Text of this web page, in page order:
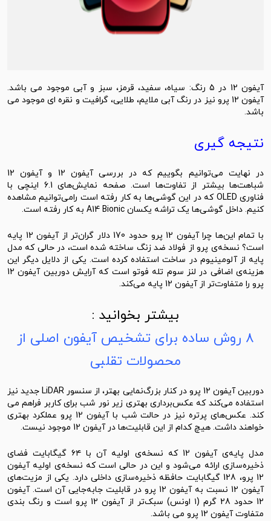
آیفون 12 در 5 رنگ: سیاه، سفید، قرمز، سبز و آبی موجود می باشد.
آیفون 12 پرو نیز در رنگ آبی ملایم، طلایی، گرافیت و نقره ای موجود می
باشد.
نتیجه گیری
در نهایت می‌توانیم بگوییم که در بررسی آیفون 12 و آیفون 12
شباهت‌ها بیشتر از تفاوت‌ها است. صفحه نمایش‌های 6.1 اینچی با
فناوری OLED که در این گوشی‌ها به کار رفته است رامی‌توانیم مشاهده
کنیم. داخل گوشی‌ها یک تراشه یکسان A14 Bionic به‌ کار رفته است.
با تمام این‌ها چرا آیفون 12 پرو حدود 170 دلار گران‌تر از آیفون 12 پایه
است؟ نسخه‌ی پرو از فولاد ضد زنگ ساخته شده است، در حالی که مدل
پایه از آلومینیوم در ساخت استفاده کرده است. یکی از دلایل دیگر این
هزینه‌ی اضافی در لنز سوم تله فوتو است که آرایش دوربین آیفون 12
پرو را متفاوت‌تر از آیفون 12 پایه می‌کند.
بیشتر بخوانید :
۸ روش ساده برای تشخیص آیفون اصلی از
محصولات تقلبی
دوربین آیفون 12 پرو در کنار بزرگ‌نمایی بهتر، از سنسور LiDAR جدید نیز
استفاده می‌کند که عکس‌برداری بهتری زیر نور شب برای کاربر فراهم می
کند. عکس‌های پرتره نیز در حالت شب با آیفون 12 پرو عملکرد بهتری
خواهند داشت. هیچ کدام از این قابلیت‌ها در آیفون 12 موجود نیست.
مدل پایه‌ی آیفون 12 که نسخه‌ی اولیه آن با ۶۴ گیگابایت فضای
ذخیره‌سازی ارائه می‌شود و این در حالی است که نسخه‌ی اولیه آیفون
12 پرو، 128 گیگابایت حافظه ذخیره‌سازی داخلی دارد. یکی از مزیت‌های
آیفون 12 نسبت به آیفون 12 پرو در قابلیت جابه‌جایی آن است. آیفون
12 حدود 28 گرم (۱ اونس) سبک‌تر از آیفون 12 پرو است و رنگ بندی
متفاوت آیفون 12 پرو می باشد.